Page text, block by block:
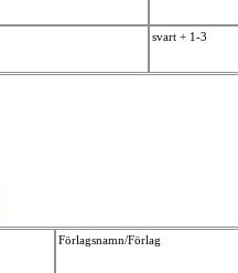
svart + 1-3
Förlagsnamn/Förlag